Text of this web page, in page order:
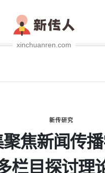
xinchuanren.com
新传研究
焦新闻传
栏目探讨理